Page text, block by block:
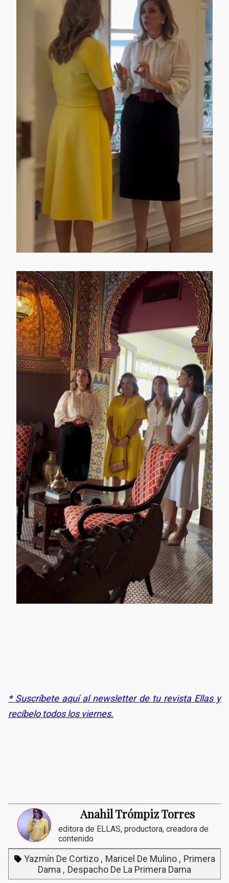
* Suscríbete aquí al newsletter de tu revista Ellas y
recíbelo todos los viernes.
Anahil Trómpiz Torres
editora de ELLAS, productora, creadora de
contenido
Yazmín De Cortizo Maricel De Mulino
Primera
Dama
Despacho De La Primera Dama